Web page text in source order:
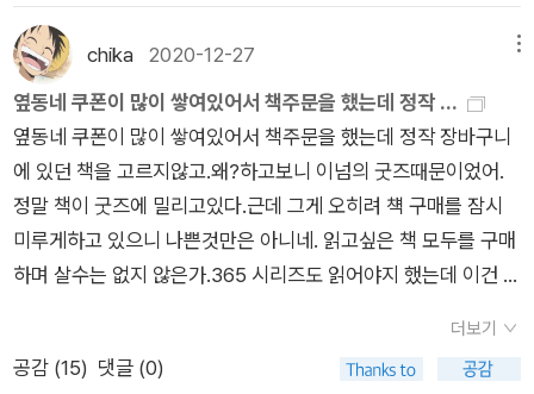
만...자신이 이런 상황에 빠져 보지 못한 이상은 이들의 이기적이
면서 본성에 충실한 행동들을 비난할수는 없지 않을까하는 생각
에 빠지기도 하는 소설이었다.크나큰 반전도 없는 소설이었지만
금새 이야기속으로 빠지며 깊은 생각에 젖어들게 만드는 소설이
기도 했다.
선명하고, 추하며, 너무 잔혹하고 정직하다. 그리고 나는 어떤 가
장된 자아나일말의 무지 없이, 우리가 우리 자신을 그렇게 숨김없
이 적나라하게 봐서는 안 되며, 또한 우리의 본성이 날 것 그대로
드러나서도 안 된다는것을 깨닫는다.엄마와 모와 클로이 언니는
각기 다른 후회로 고통스럽다. 물론 그 근본적인 원천은 시간을
되돌리고 싶고, 운명을 뒤바꾸고 싶고, 그리고 그때의 자신보다
더 나은 자신이기를 바라는 강렬한 욕망이라는 점에서는 같지만
말이다.「괜찮아, 아가.」 카민스키 아줌마가 달래며 말했다. 「우리
면 놀라지 않을 수 없다. 모든사람이 그렇다. 언제나. 그들은 어떤
chika 2020-12-27
옆동네 쿠폰이 많이 쌓여있어서 책주문을 했는데 정작 ...
옆동네 쿠폰이 많이 쌓여있어서 책주문을 했는데 정작 장바구니
에 있던 책을 고르지않고.왜?하고보니 이넘의 굿즈때문이었어.
정말 책이 굿즈에 밀리고있다.근데 그게 오히려 챽 구매를 잠시
미루게하고 있으니 나쁜것만은 아니네. 읽고싶은 책 모두를 구매
하며 살수는 없지 않은가.365 시리즈도 읽어야지 했는데 이건 고
더보기
공감 (15) 댓글 (0)